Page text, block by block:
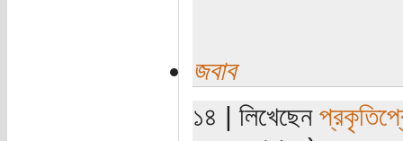
জবাব
১৪ | লিখেছেন